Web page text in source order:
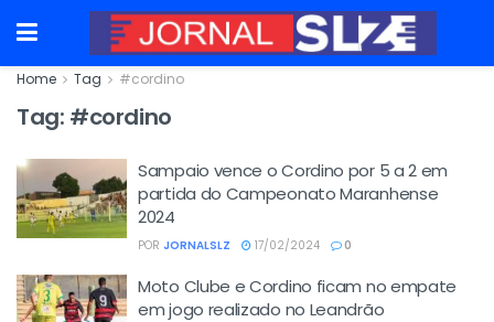
Home Tag #cordino
Tag: #cordino
Sampaio vence o Cordino por 5 a 2 em
partida do Campeonato Maranhense
2024
POR JORNALSLZ 17/02/2024 0
Moto Clube e Cordino ficam no empate
em jogo realizado no Leandrão